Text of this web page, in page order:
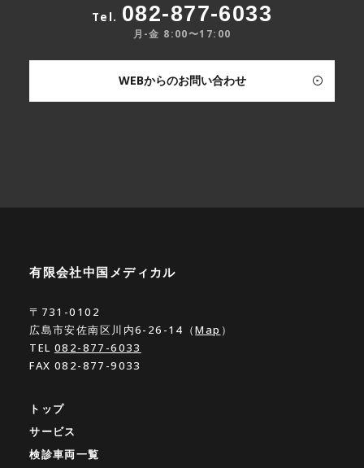
Tel. 082-877-6033
月-金 8:00〜17:00
WEBからのお問い合わせ
有限会社中国メディカル
〒731-0102
広島市安佐南区川内6-26-14（Map ）
TEL 082-877-6033
FAX 082-877-9033
トップ
サービス
検診車両一覧